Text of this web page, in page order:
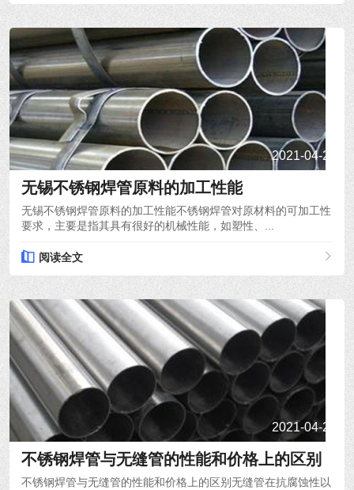
2021-04-22
无锡不锈钢焊管原料的加工性能
无锡不锈钢焊管原料的加工性能不锈钢焊管对原材料的可加工性
要求，主要是指其具有很好的机械性能，如塑性、...
阅读全文
2021-04-21
不锈钢焊管与无缝管的性能和价格上的区别
不锈钢焊管与无缝管的性能和价格上的区别无缝管在抗腐蚀性以